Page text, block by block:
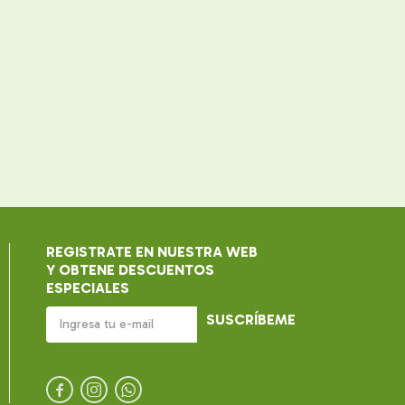
REGISTRATE EN NUESTRA WEB
Y OBTENE DESCUENTOS
ESPECIALES
SUSCRÍBEME
  